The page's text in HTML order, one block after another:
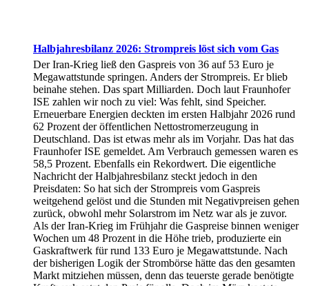
Halbjahresbilanz 2026: Strompreis löst sich vom Gas
Der Iran-Krieg ließ den Gaspreis von 36 auf 53 Euro je
Megawattstunde springen. Anders der Strompreis. Er blieb
beinahe stehen. Das spart Milliarden. Doch laut Fraunhofer
ISE zahlen wir noch zu viel: Was fehlt, sind Speicher.
Erneuerbare Energien deckten im ersten Halbjahr 2026 rund
62 Prozent der öffentlichen Nettostromerzeugung in
Deutschland. Das ist etwas mehr als im Vorjahr. Das hat das
Fraunhofer ISE gemeldet. Am Verbrauch gemessen waren es
58,5 Prozent. Ebenfalls ein Rekordwert. Die eigentliche
Nachricht der Halbjahresbilanz steckt jedoch in den
Preisdaten: So hat sich der Strompreis vom Gaspreis
weitgehend gelöst und die Stunden mit Negativpreisen gehen
zurück, obwohl mehr Solarstrom im Netz war als je zuvor.
Als der Iran-Krieg im Frühjahr die Gaspreise binnen weniger
Wochen um 48 Prozent in die Höhe trieb, produzierte ein
Gaskraftwerk für rund 133 Euro je Megawattstunde. Nach
der bisherigen Logik der Strombörse hätte das den gesamten
Markt mitziehen müssen, denn das teuerste gerade benötigte